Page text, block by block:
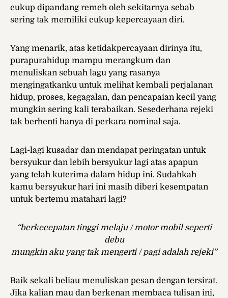
cukup dipandang remeh oleh sekitarnya sebab
sering tak memiliki cukup kepercayaan diri.
Yang menarik, atas ketidakpercayaan dirinya itu,
purapurahidup mampu merangkum dan
menuliskan sebuah lagu yang rasanya
mengingatkanku untuk melihat kembali perjalanan
hidup, proses, kegagalan, dan pencapaian kecil yang
mungkin sering kali terabaikan. Sesederhana rejeki
tak berhenti hanya di perkara nominal saja.
Lagi-lagi kusadar dan mendapat peringatan untuk
bersyukur dan lebih bersyukur lagi atas apapun
yang telah kuterima dalam hidup ini. Sudahkah
kamu bersyukur hari ini masih diberi kesempatan
untuk bertemu matahari lagi?
“berkecepatan tinggi melaju / motor mobil seperti
debu
mungkin aku yang tak mengerti / pagi adalah rejeki”
Baik sekali beliau menuliskan pesan dengan tersirat.
Jika kalian mau dan berkenan membaca tulisan ini,